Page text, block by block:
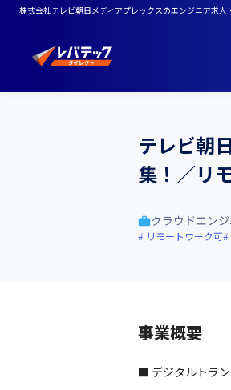
株式会社テレビ朝日メディアプレックスのエンジニア求
テレビ朝
集！／リ
クラウドエン
リモートワーク可
事業概要
■ デジタルトラ